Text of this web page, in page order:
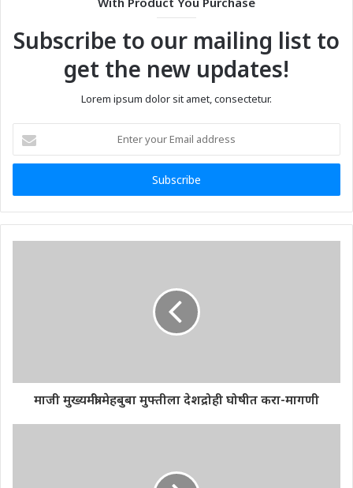
Subscribe to our mailing list to
get the new updates!
Lorem ipsum dolor sit amet, consectetur.
your
Email
माजी मुख्यमंत्री मेहबुबा मुफ्तीला देशद्रोही घोषीत करा-मागणी